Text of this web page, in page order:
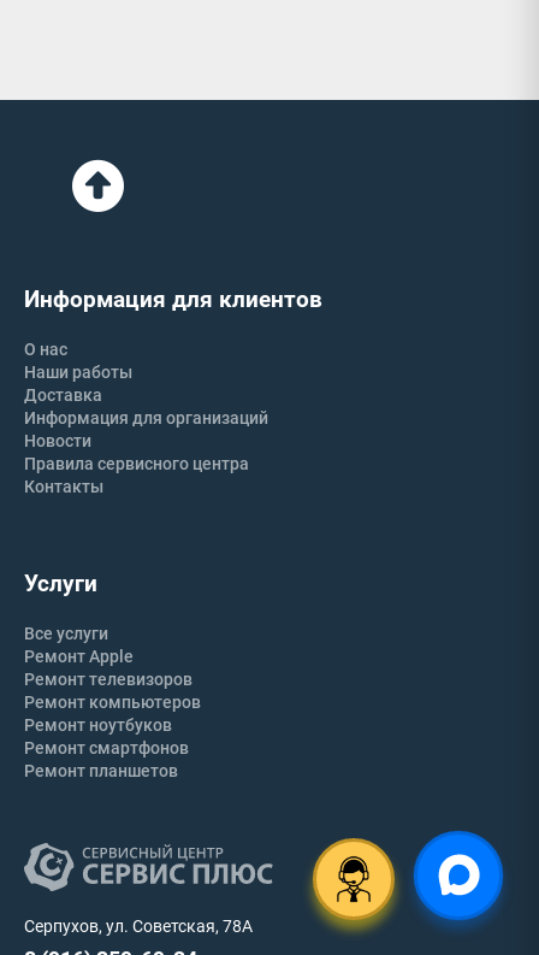
Серпухов, ул. Советская, 78А
Услуги
Все услуги
Ремонт Apple
Ремонт телевизоров
Ремонт компьютеров
Ремонт ноутбуков
Ремонт смартфонов
Ремонт планшетов
Информация для клиентов
О нас
Наши работы
Доставка
Информация для организаций
Новости
Правила сервисного центра
Контакты